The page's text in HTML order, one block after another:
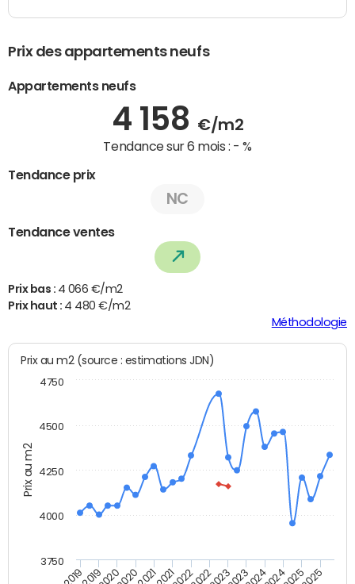
Prix des appartements neufs
Appartements neufs
4 158 €/m2
Tendance sur 6 mois : - %
Tendance prix
NC
Tendance ventes
Prix bas : 4 066 €/m2
Prix haut : 4 480 €/m2
Méthodologie
Prix au m2
Prix au m2 (source : estimations JDN)
4000
3750
4250
4500
4750